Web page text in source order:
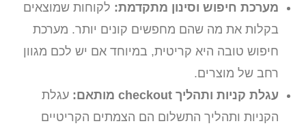
מערכת חיפוש וסינון מתקדמת: לקוחות שמוצאים
בקלות את מה שהם מחפשים קונים יותר. מערכת
חיפוש טובה היא קריטית, במיוחד אם יש לכם מגוון
רחב של מוצרים.
עגלת קניות ותהליך checkout מותאם:
עגלת
הקניות ותהליך התשלום הם הצמתים הקריטיים